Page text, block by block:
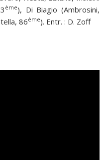
ème), Di Biagio (Ambrosini,
86ème). Entr. : D. Zoff